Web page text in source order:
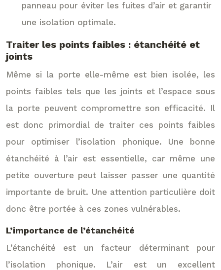
panneau pour éviter les fuites d’air et garantir
une isolation optimale.
Traiter les points faibles : étanchéité et
joints
Même si la porte elle-même est bien isolée, les
points faibles tels que les joints et l’espace sous
la porte peuvent compromettre son efficacité. Il
est donc primordial de traiter ces points faibles
pour optimiser l’isolation phonique. Une bonne
étanchéité à l’air est essentielle, car même une
petite ouverture peut laisser passer une quantité
importante de bruit. Une attention particulière doit
donc être portée à ces zones vulnérables.
L’importance de l’étanchéité
L’étanchéité est un facteur déterminant pour
l’isolation phonique. L’air est un excellent